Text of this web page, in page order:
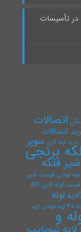
در تأسیسات
اتصالات
اتصالات
خرید لوله گازی سوپر
برنجیشیر فلکه
فولادی قیمت شیر
قیمت لوله گازی API
لوله
لوله فولادی کاوه
و